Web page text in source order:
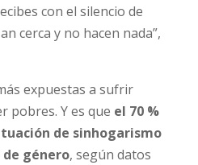
con el silencio de
cerca y no hacen nada”,
expuestas a sufrir
pobres. Y es que el 70 %
de sinhogarismo
género, según datos